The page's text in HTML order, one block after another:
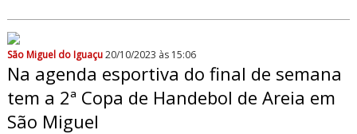
São Miguel do Iguaçu20/10/2023 às 15:06
Na agenda esportiva do final de semana
tem a 2ª Copa de Handebol de Areia em
São Miguel